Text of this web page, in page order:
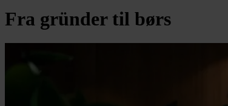
Fra gründer til børs